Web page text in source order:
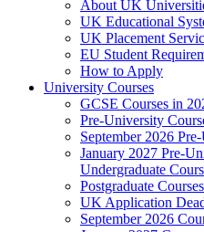
About UK
UK Educational
UK Placement
EU Student
How to Apply
University Courses
GCSE Courses in
Pre-University
September 2026
January 2027 Pre-
Undergraduate
Postgraduate Courses
UK Application
September 2026